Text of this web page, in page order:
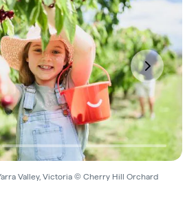
Valley, Victoria © Cherry Hill Orchard